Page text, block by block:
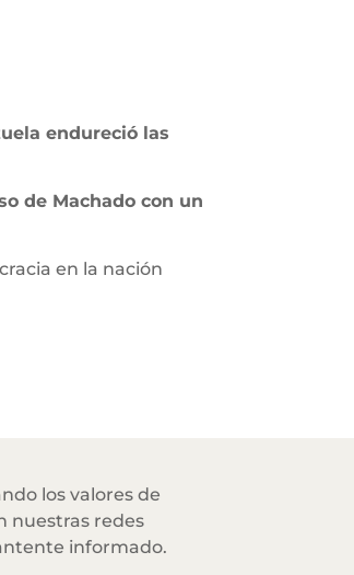
endureció las
de Machado con un
en la nación
los valores de
nuestras redes
informado.